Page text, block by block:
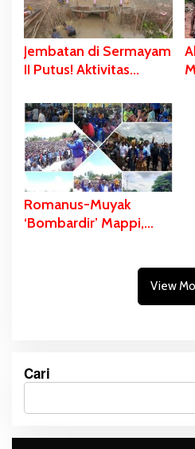
Jembatan di Sermayam
II Putus! Aktivitas
Kodaeral XI dan Prajurit
Turun Tangan
Romanus-Muyak
‘Bombardir’ Mappi,
View
Cari